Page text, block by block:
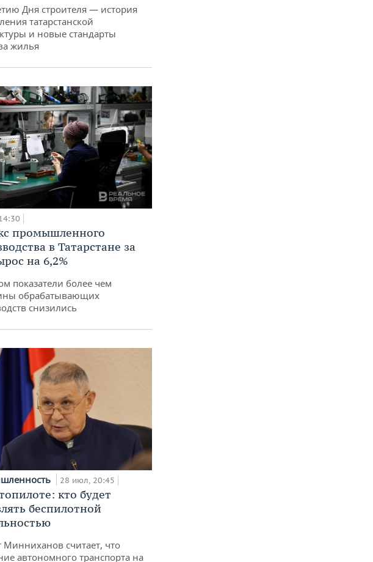
Дня строителя — история
татарстанской
и новые стандарты
жилья
промышленного
в Татарстане за
на 6,2%
показатели более чем
обрабатывающих
снизились
28 июл, 20:45
кто будет
беспилотной
Минниханов считает, что
автономного транспорта на